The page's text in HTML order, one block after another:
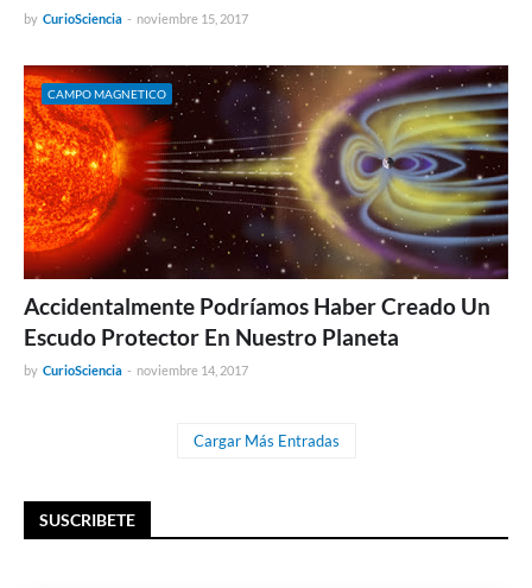
by CurioSciencia - noviembre 15, 2017
CAMPO MAGNETICO
Accidentalmente Podríamos Haber Creado Un
Escudo Protector En Nuestro Planeta
by CurioSciencia - noviembre 14, 2017
Cargar Más Entradas
SUSCRIBETE